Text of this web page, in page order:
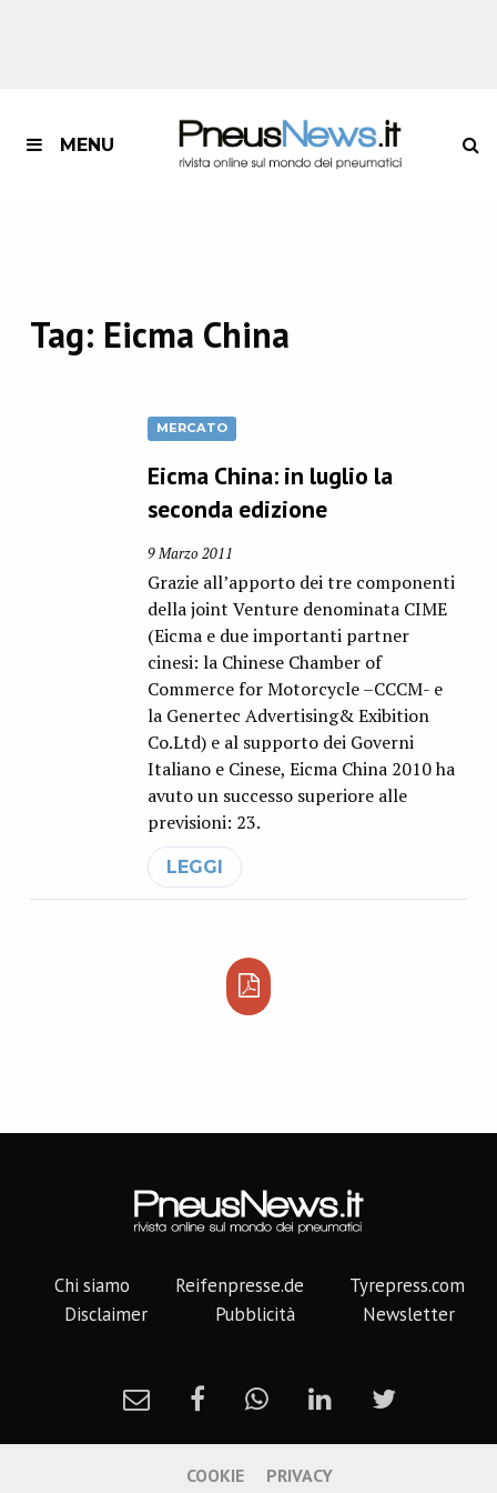
MENU
Tag: Eicma China
MERCATO
Eicma China: in luglio la
seconda edizione
9 Marzo 2011
Grazie all’apporto dei tre componenti
della joint Venture denominata CIME
(Eicma e due importanti partner
cinesi: la Chinese Chamber of
Commerce for Motorcycle –CCCM- e
la Genertec Advertising& Exibition
Co.Ltd) e al supporto dei Governi
Italiano e Cinese, Eicma China 2010 ha
avuto un successo superiore alle
previsioni: 23.
LEGGI
Chi siamo Reifenpresse.de
Tyrepress.com
Disclaimer
Pubblicità Newsletter
COOKIE PRIVACY